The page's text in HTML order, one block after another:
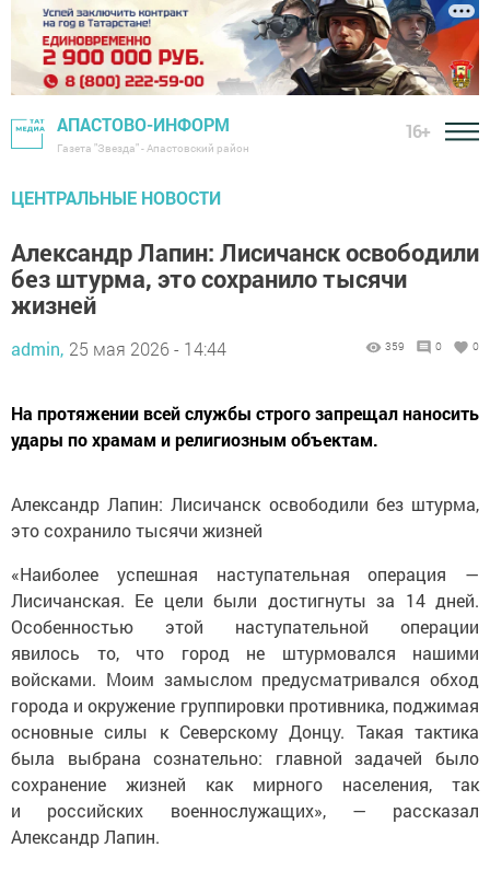
АПАСТОВО-ИНФОРМ
Газета "Звезда" - Апастовский район
16+
ЦЕНТРАЛЬНЫЕ НОВОСТИ
Александр Лапин: Лисичанск освободили
без штурма, это сохранило тысячи
жизней
admin, 25 мая 2026 - 14:44 359 0 0
На протяжении всей службы строго запрещал наносить
удары по храмам и религиозным объектам.
Александр Лапин: Лисичанск освободили без штурма,
это сохранило тысячи жизней
«Наиболее успешная наступательная операция —
Лисичанская. Ее цели были достигнуты за 14 дней.
Особенностью этой наступательной операции
явилось то, что город не штурмовался нашими
войсками. Моим замыслом предусматривался обход
города и окружение группировки противника, поджимая
основные силы к Северскому Донцу. Такая тактика
была выбрана сознательно: главной задачей было
сохранение жизней как мирного населения, так
и российских военнослужащих», — рассказал
Александр Лапин.